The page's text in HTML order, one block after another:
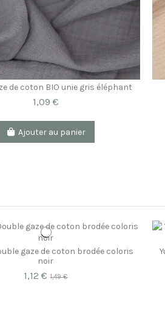
de coton BIO unie gris éléphant
1,09 €
Ajouter au panier
gaze de coton brodée coloris
noir
1,12 €1,49 €